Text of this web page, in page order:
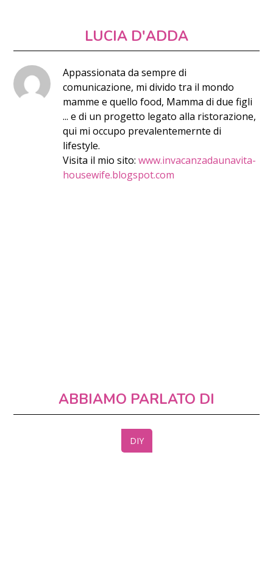
LUCIA D'ADDA
Appassionata da sempre di
comunicazione, mi divido tra il mondo
mamme e quello food, Mamma di due figli
... e di un progetto legato alla ristorazione,
qui mi occupo prevalentemernte di
lifestyle.
Visita il mio sito:www.invacanzadaunavita-
housewife.blogspot.com
ABBIAMO PARLATO DI
DIY